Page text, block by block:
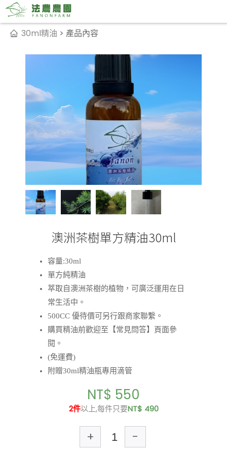
30ml精油 > 產品內容
澳洲茶樹單方精油30ml
容量:30ml
單方純精油
萃取自澳洲茶樹的植物，可廣泛運用在日
常生活中。
500CC 優待價可另行跟商家聯繫。
購買精油前歡迎至【常見問答】頁面參
閱。
(免運費)
附贈30ml精油瓶專用滴管
NT$ 550
2件以上,每件只要NT$ 490
+ -